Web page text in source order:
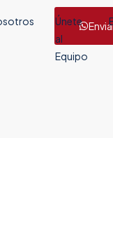
Únete
al
Equipo